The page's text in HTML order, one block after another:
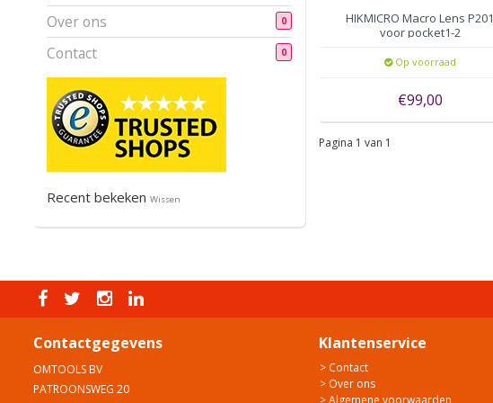
Over ons 0
Contact 0
Recent bekeken Wissen
HIKMICRO Macro Lens P201
voor pocket1-2
Op voorraad
€99,00
Pagina 1 van 1
Contactgegevens
OMTOOLS BV
PATROONSWEG 20
Klantenservice
> Contact
> Over ons
> Algemene voorwaarden